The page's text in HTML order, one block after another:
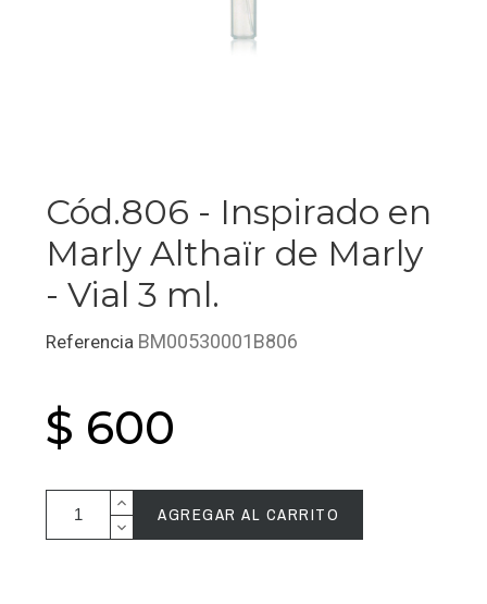
Cód.806 - Inspirado en
Marly Althaïr de Marly
- Vial 3 ml.
Referencia BM00530001B806
$ 600
AGREGAR AL CARRITO